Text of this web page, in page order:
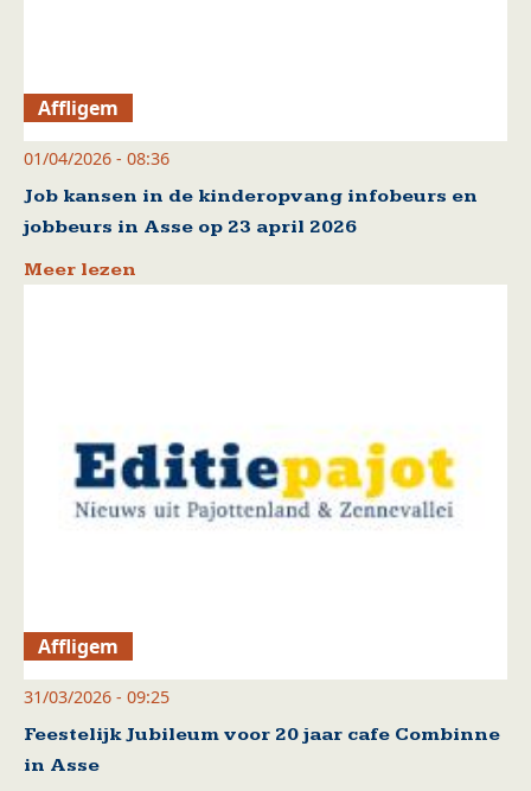
Affligem
01/04/2026 - 08:36
Job kansen in de kinderopvang infobeurs en
jobbeurs in Asse op 23 april 2026
Meer lezen
Affligem
31/03/2026 - 09:25
Feestelijk Jubileum voor 20 jaar cafe Combinne
in Asse